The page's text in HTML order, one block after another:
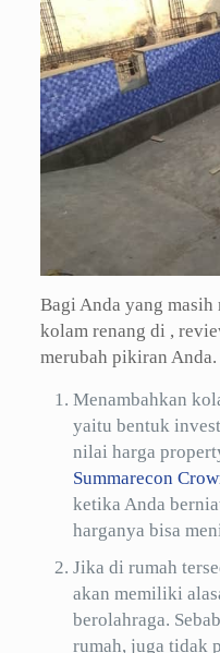
Bagi Anda yang masih
kolam renang di ,
merubah pikiran Anda.
Menambahkan
yaitu bentuk
nilai harga
Summarecon
ketika Anda
harganya bisa
Jika di rumah
akan memiliki
berolahraga.
rumah, juga tidak